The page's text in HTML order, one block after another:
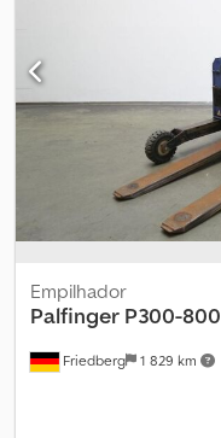
Friedberg 1 829 km
Empilhador
Palfinger P300-800